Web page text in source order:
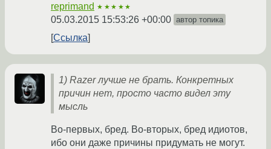
reprimand ★★★★★
05.03.2015 15:53:26 +00:00 автор топика
Ссылка
1) Razer лучше не брать. Конкретных
причин нет, просто часто видел эту
мысль
Во-первых, бред. Во-вторых, бред идиотов,
ибо они даже причины придумать не могут.